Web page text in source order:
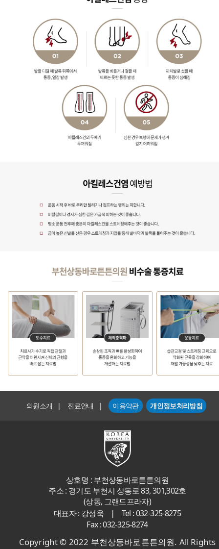
의원소개 | 진료안내 | 이용약관 개인정보처리방침
상호명 : 부천상동바로튼튼의원
주소 : 경기도 부천시 상동로 83, 301,302호
(상동, 그랜드프라자)
대표자 : 강성욱
|
Tel : 032-325-8275
Fax : 032-325-8274
Copyright © 2022 부천상동바로튼튼의원. All Rights